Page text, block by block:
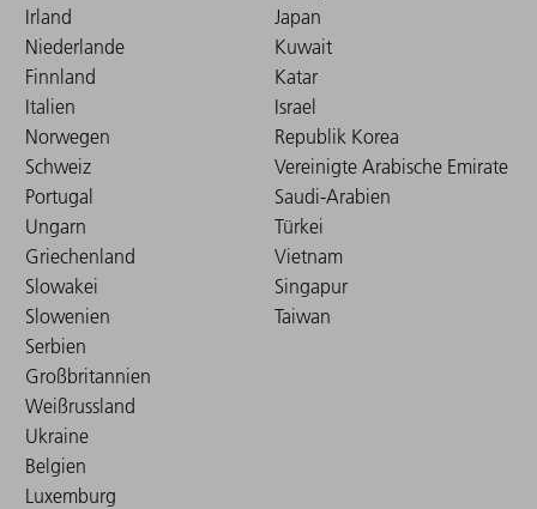
Irland
Niederlande
Finnland
Italien
Norwegen
Schweiz
Portugal
Ungarn
Griechenland
Slowakei
Slowenien
Serbien
Großbritannien
Weißrussland
Ukraine
Belgien
Luxemburg
Japan
Kuwait
Katar
Israel
Republik Korea
Vereinigte Arabische Emirate
Saudi-Arabien
Türkei
Vietnam
Singapur
Taiwan